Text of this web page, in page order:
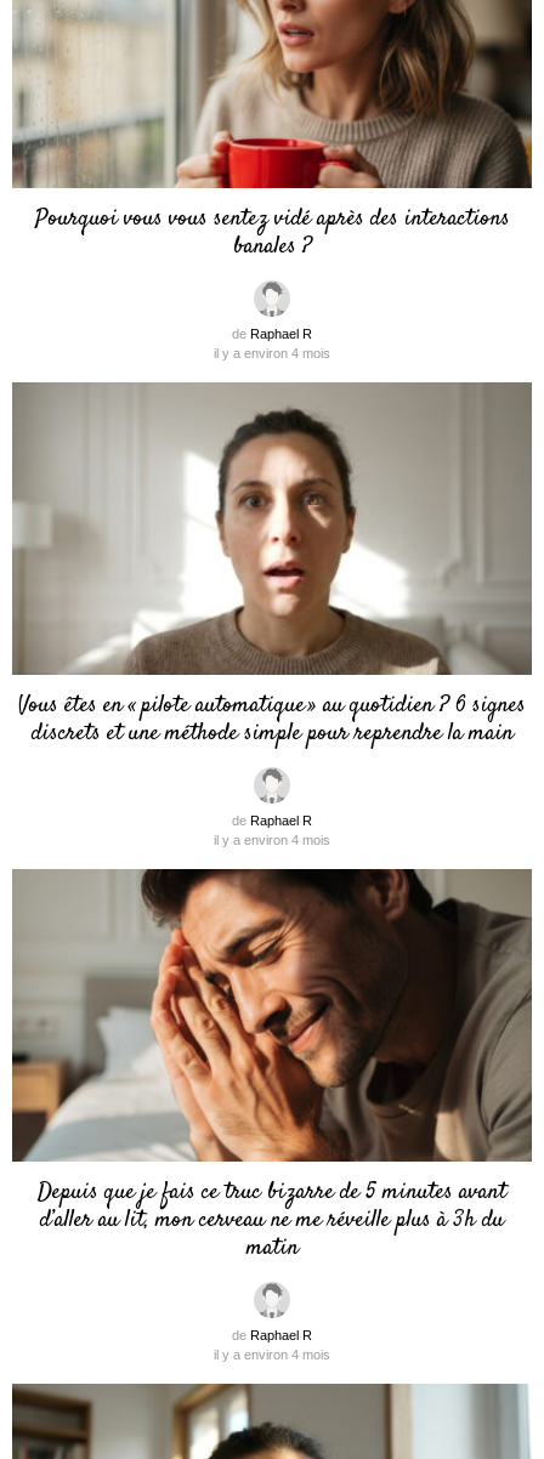
Pourquoi vous vous sentez vidé après des interactions
banales ?
de Raphael R
il y a environ 4 mois
Vous êtes en « pilote automatique » au quotidien ? 6 signes
discrets et une méthode simple pour reprendre la main
de Raphael R
il y a environ 4 mois
Depuis que je fais ce truc bizarre de 5 minutes avant
d’aller au lit, mon cerveau ne me réveille plus à 3h du
matin
de Raphael R
il y a environ 4 mois